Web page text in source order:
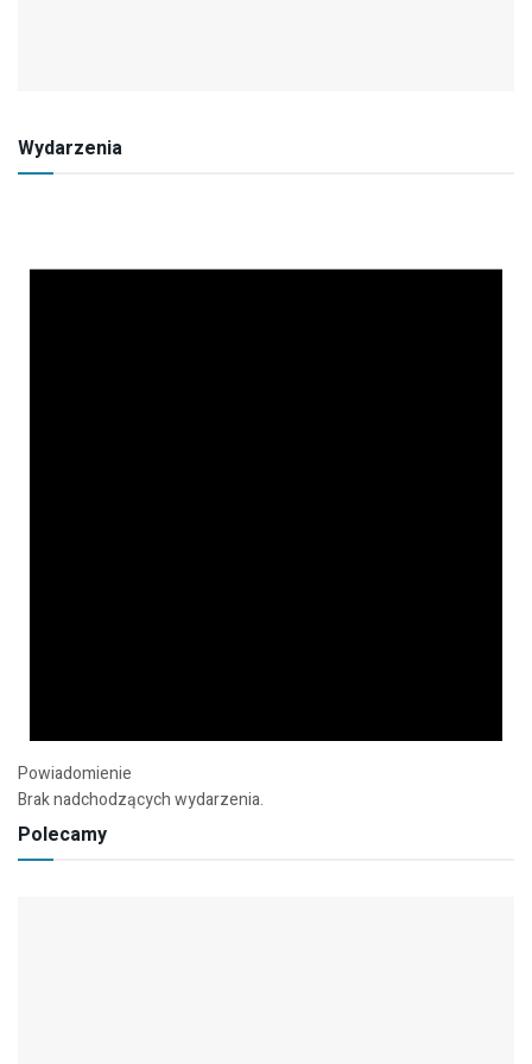
Wydarzenia
Powiadomienie
Brak nadchodzących wydarzenia.
Polecamy